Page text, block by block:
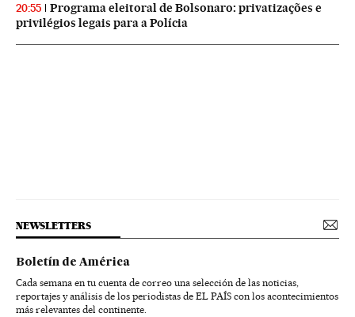
20:55
Programa eleitoral de Bolsonaro: privatizações e
privilégios legais para a Polícia
NEWSLETTERS
Boletín de América
Cada semana en tu cuenta de correo una selección de las noticias,
reportajes y análisis de los periodistas de EL PAÍS con los acontecimientos
más relevantes del continente.